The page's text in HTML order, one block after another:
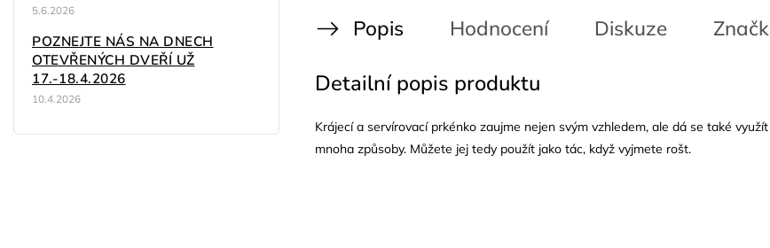
5.6.2026
POZNEJTE NÁS NA DNECH
OTEVŘENÝCH DVEŘÍ UŽ
17.-18.4.2026
10.4.2026
Popis Hodnocení Diskuze
Detailní popis produktu
Krájecí a servírovací prkénko zaujme nejen svým vzhledem, ale dá se také využít
mnoha způsoby. Můžete jej tedy použít jako tác, když vyjmete rošt.